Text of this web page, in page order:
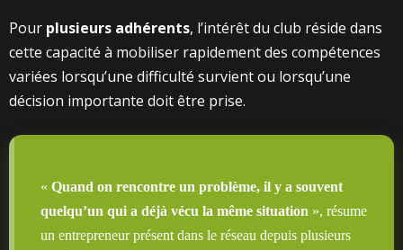
Pour plusieurs adhérents, l’intérêt du club réside dans
cette capacité à mobiliser rapidement des compétences
variées lorsqu’une difficulté survient ou lorsqu’une
décision importante doit être prise.
« Quand on rencontre un problème, il y a souvent
quelqu’un qui a déjà vécu la même situation », résume
un entrepreneur présent dans le réseau depuis plusieurs